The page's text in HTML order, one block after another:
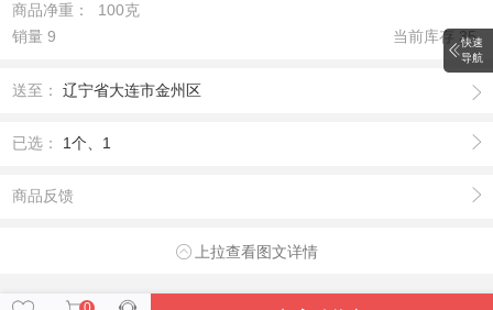
商品净重： 100克
销量 9
当前库存 35
送至： 辽宁省大连市金州区
已选： 1个、1
商品反馈
上拉查看图文详情
快速
导航